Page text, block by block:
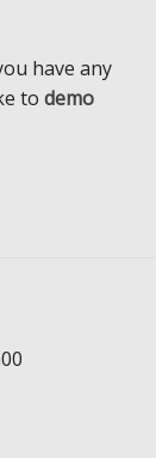
have any
todemo